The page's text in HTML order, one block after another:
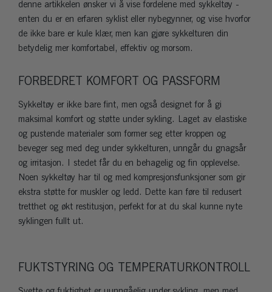
denne artikkelen ønsker vi å vise fordelene med sykkeltøy -
enten du er en erfaren syklist eller nybegynner, og vise hvorfor
de ikke bare er kule klær, men kan gjøre sykkelturen din
betydelig mer komfortabel, effektiv og morsom.
FORBEDRET KOMFORT OG PASSFORM
Sykkeltøy er ikke bare fint, men også designet for å gi
maksimal komfort og støtte under sykling. Laget av elastiske
og pustende materialer som former seg etter kroppen og
beveger seg med deg under sykkelturen, unngår du gnagsår
og irritasjon. I stedet får du en behagelig og fin opplevelse.
Noen sykkeltøy har til og med kompresjonsfunksjoner som gir
ekstra støtte for muskler og ledd. Dette kan føre til redusert
tretthet og økt restitusjon, perfekt for at du skal kunne nyte
syklingen fullt ut.
FUKTSTYRING OG TEMPERATURKONTROLL